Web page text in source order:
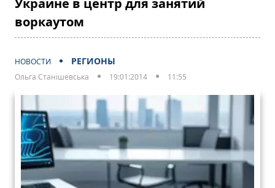
Украине в центр для занятий
воркаутом
НОВОСТИ РЕГИОНЫ
Ольга Станішевська 19:01:2014 11:55